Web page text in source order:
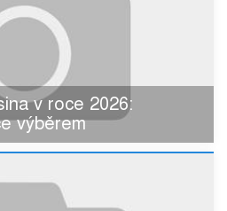
v roce 2026:
výběrem